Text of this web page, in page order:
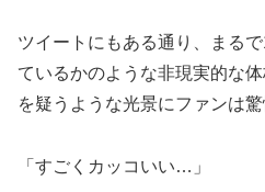
ツイートにもある通り、まる
ているかのような非現実的な
を疑うような光景にファンは驚
「すごくカッコいい…」